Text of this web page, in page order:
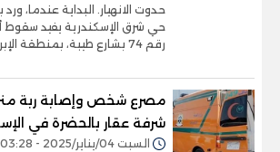
حدوت الانهيار. البداية عندما،
حي شرق الإسكندرية يفيد سقوط
رقم 74 بشارع طيبة، بمنطقة الإبراهيمية.
مصرع شخص وإصابة ربة
شرفة عقار بالحضرة في
السبت 04/يناير/2025 - 03:28 م